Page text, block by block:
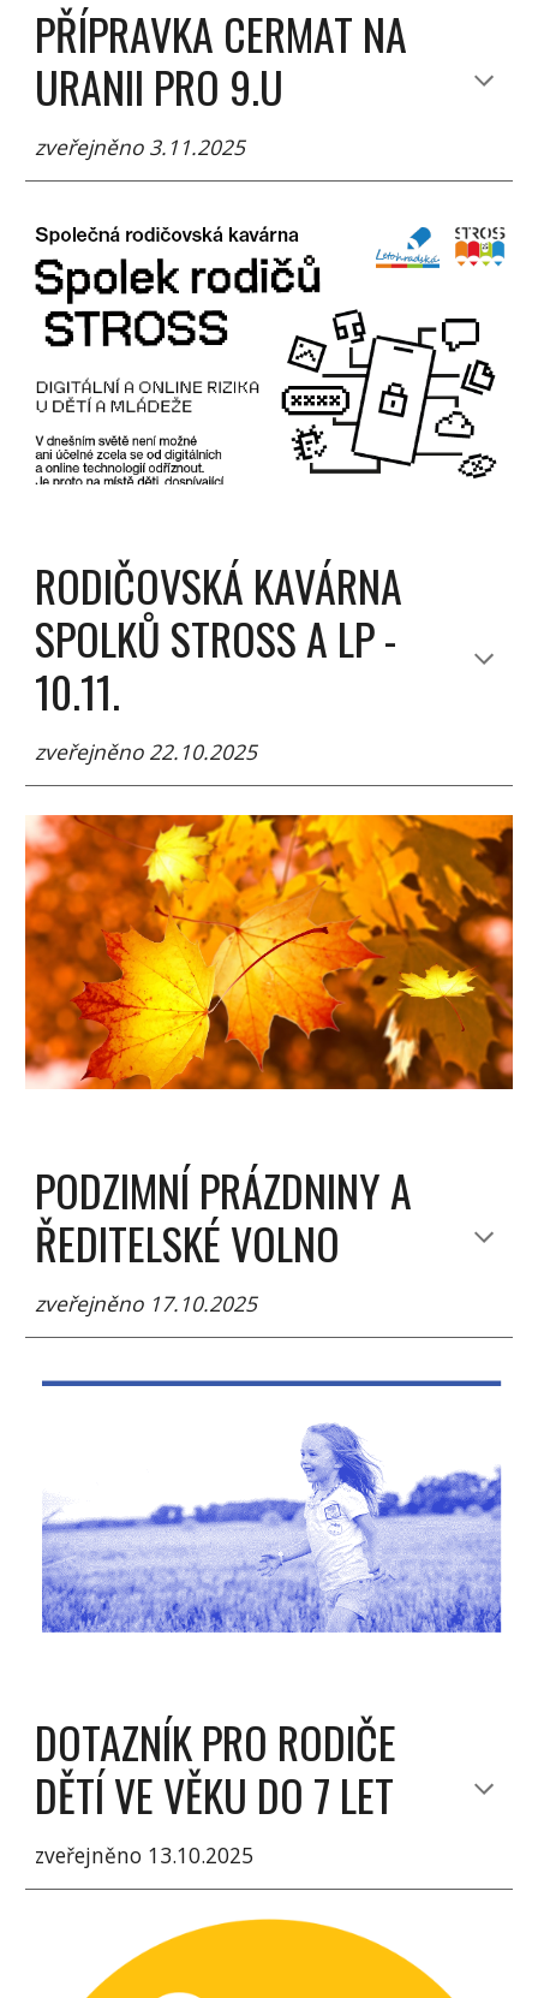
PŘÍPRAVKA CERMAT NA
URANII PRO 9.U
zveřejněno 3.11.2025
RODIČOVSKÁ KAVÁRNA
SPOLKŮ STROSS A LP -
10.11.
zveřejněno 22.10.2025
PODZIMNÍ PRÁZDNINY A
ŘEDITELSKÉ VOLNO
zveřejněno 17.10.2025
DOTAZNÍK PRO RODIČE
DĚTÍ VE VĚKU DO 7 LET
zveřejněno 13.10.2025